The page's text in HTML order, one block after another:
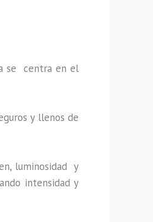
se centra en el
y llenos de
luminosidad y
intensidad y